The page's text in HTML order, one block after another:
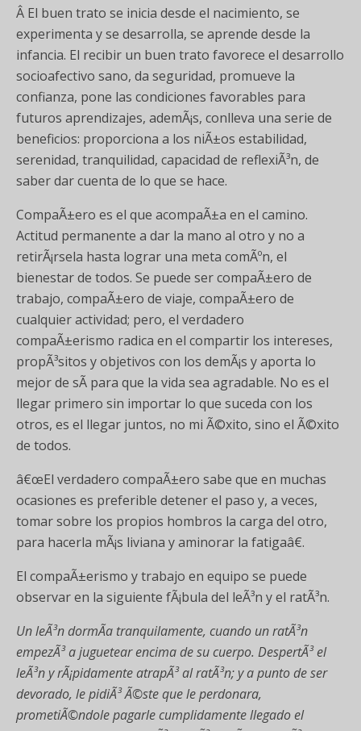
Â El buen trato se inicia desde el nacimiento, se
experimenta y se desarrolla, se aprende desde la
infancia. El recibir un buen trato favorece el desarrollo
socioafectivo sano, da seguridad, promueve la
confianza, pone las condiciones favorables para
futuros aprendizajes, ademÃ¡s, conlleva una serie de
beneficios: proporciona a los niÃ±os estabilidad,
serenidad, tranquilidad, capacidad de reflexiÃ³n, de
saber dar cuenta de lo que se hace.
CompaÃ±ero es el que acompaÃ±a en el camino.
Actitud permanente a dar la mano al otro y no a
retirÃ¡rsela hasta lograr una meta comÃºn, el
bienestar de todos. Se puede ser compaÃ±ero de
trabajo, compaÃ±ero de viaje, compaÃ±ero de
cualquier actividad; pero, el verdadero
compaÃ±erismo radica en el compartir los intereses,
propÃ³sitos y objetivos con los demÃ¡s y aporta lo
mejor de sÃ­ para que la vida sea agradable. No es el
llegar primero sin importar lo que suceda con los
otros, es el llegar juntos, no mi Ã©xito, sino el Ã©xito
de todos.
â€œEl verdadero compaÃ±ero sabe que en muchas
ocasiones es preferible detener el paso y, a veces,
tomar sobre los propios hombros la carga del otro,
para hacerla mÃ¡s liviana y aminorar la fatigaâ€.
El compaÃ±erismo y trabajo en equipo se puede
observar en la siguiente fÃ¡bula del leÃ³n y el ratÃ³n.
Un leÃ³n dormÃ­a tranquilamente, cuando un ratÃ³n
empezÃ³ a juguetear encima de su cuerpo. DespertÃ³ el
leÃ³n y rÃ¡pidamente atrapÃ³ al ratÃ³n; y a punto de ser
devorado, le pidiÃ³ Ã©ste que le perdonara,
prometiÃ©ndole pagarle cumplidamente llegado el